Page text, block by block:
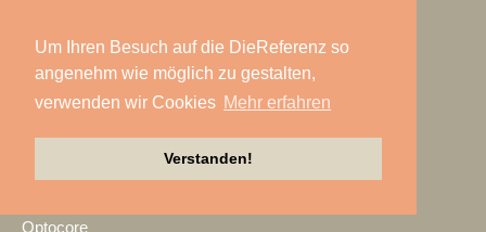
Um Ihren Besuch auf die DieReferenz so
angenehm wie möglich zu gestalten,
verwenden wir Cookies Mehr erfahren
Verstanden!
NÜSSLI
Octopus
Oehlbach Kabel
Omron
Optocore